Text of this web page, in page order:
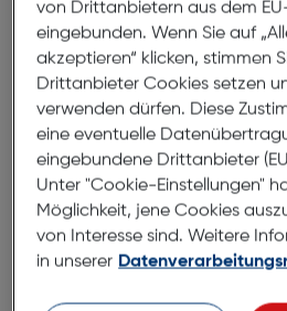
Kontaktieren Sie unseren
vereinbaren Sie gleich einen
Experten.
Haben Sie
Finden Sie gleich Ihr
Jetzt Termin vereinbaren
von Drittanbietern aus dem
eingebunden. Wenn Sie auf
akzeptieren“ klicken, stimmen
Drittanbieter Cookies setzen
verwenden dürfen. Diese
eine eventuelle
eingebundene Drittanbieter
Unter "Cookie-Einstellungen"
Möglichkeit, jene Cookies
von Interesse sind. Weitere
in unserer